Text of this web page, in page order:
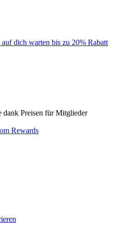
dich warten bis zu 20% Rabatt
dank Preisen für Mitglieder
Rewards